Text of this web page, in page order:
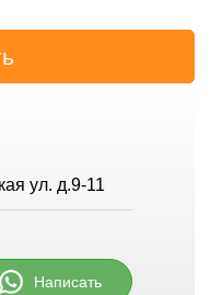
ул. д.9-11
Написать